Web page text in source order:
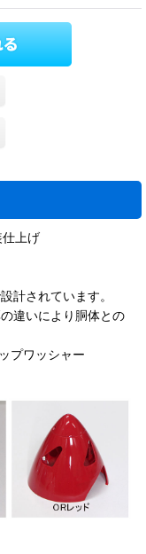
上げ
計されています。
違いにより胴体との
プワッシャー